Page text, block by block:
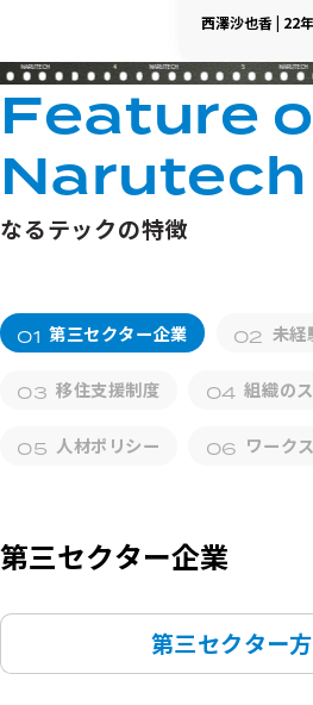
西澤沙也香 | 22
Feature
Narutech
なるテックの特徴
第三セクター企業 未経
移住支援制度 組織の
人材ポリシー ワーク
第三セクター企業
第三セクター